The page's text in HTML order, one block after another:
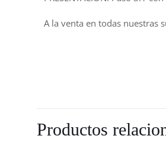
A la venta en todas nuestras
Productos